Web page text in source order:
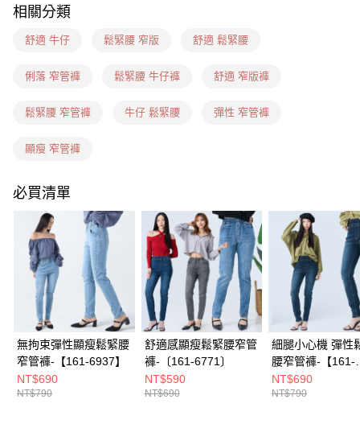
每筆NT$60，滿NT$1,599(含以上)免運費
每筆NT$100，滿NT$1,899(含以上)免運費
宅配(貨到付款)
相關分類
舒適 牛仔 鬆緊腰 窄版 舒適 鬆緊腰
俐落 窄管褲 鬆緊腰 牛仔褲 舒適 窄版褲
鬆緊腰 窄管褲 牛仔 鬆緊腰 彈性 窄管褲
顯瘦 窄管褲
必買清單
無拘束彈性顯瘦鬆緊腰
窄管褲-【161-6937】
NT$690
NT$790
舒適感顯瘦鬆緊腰窄管
褲-〔161-6771〕
NT$590
NT$690
細腿小心機 彈性
腰窄管褲-【161-
6955】
NT$690
NT$790